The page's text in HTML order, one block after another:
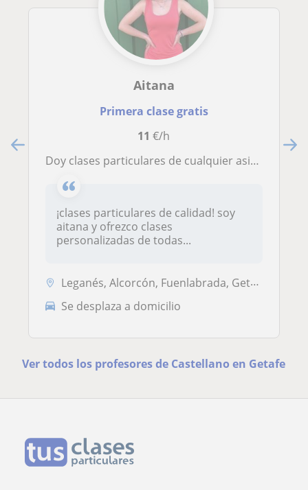
Aitana
Primera clase gratis
11 €/h
doy clases particulares de cualquier asignatura económicas, con disponibilidad todos los días
¡clases particulares de calidad! soy
aitana y ofrezco clases
personalizadas de todas...
Leganés, Alcorcón, Fuenlabrada, Getafe, Madrid Capital, Móstoles
Se desplaza a domicilio
Ver todos los profesores de Castellano en Getafe